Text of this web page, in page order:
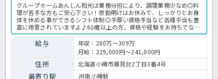
グループホームあんしん和光は業務分担により、調理業務少なめ◎料
理が苦手な方もご安心下さい！夜勤明けはお休みで、しっかりとお身
体を休める事ができるシフト体制◎手厚い資格手当など各種手当も豊
富に用意されていますよ♪60歳以上の方、資格や経験をお持ちでない
方もご活躍頂ける職場環境です☆資格取得支援制度があり、将来に備
えて資格を取得したいとお考えの方も歓迎♪ご興味ありましたら、ほ
っ介護までお気軽にお問い合わせくださいね！グループホームでの介
護業務全般です ＜介護職 正職員 グループホームの求人＞
給与
年収：280万～309万
月給：229,000円～241,000円
住所 北海道小樽市潮見台2丁目3番4号
最寄り駅 JR南小樽駅